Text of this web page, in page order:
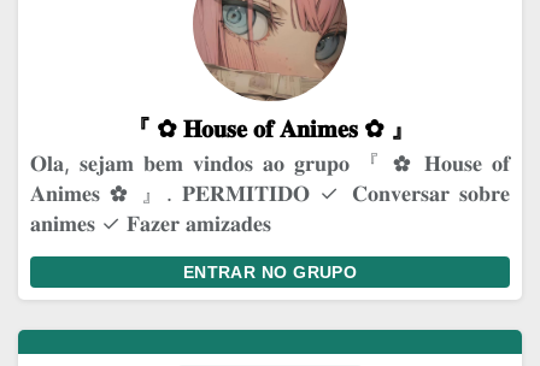
『 ✿⁠ 𝐇𝐨𝐮𝐬𝐞 𝐨𝐟 𝐀𝐧𝐢𝐦𝐞𝐬 ✿⁠ 』
𝐎𝐥𝐚, 𝐬𝐞𝐣𝐚𝐦 𝐛𝐞𝐦 𝐯𝐢𝐧𝐝𝐨𝐬 𝐚𝐨 𝐠𝐫𝐮𝐩𝐨 『 ✿⁠ 𝐇𝐨𝐮𝐬𝐞 𝐨𝐟
𝐀𝐧𝐢𝐦𝐞𝐬 ✿⁠ 』. 𝐏𝐄𝐑𝐌𝐈𝐓𝐈𝐃𝐎 ✓ 𝐂𝐨𝐧𝐯𝐞𝐫𝐬𝐚𝐫 𝐬𝐨𝐛𝐫𝐞
𝐚𝐧𝐢𝐦𝐞𝐬 ✓ 𝐅𝐚𝐳𝐞𝐫 𝐚𝐦𝐢𝐳𝐚𝐝𝐞𝐬
ENTRAR NO GRUPO